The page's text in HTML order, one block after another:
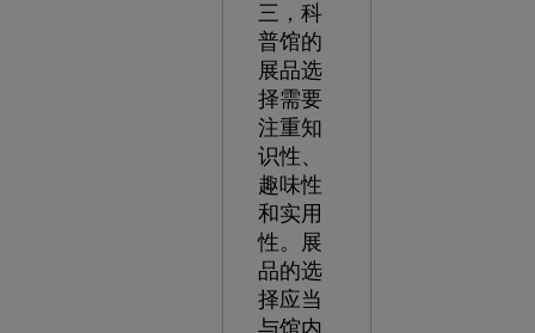
三，科
普馆的
展品选
择需要
注重知
识性、
趣味性
和实用
性。展
品的选
择应当